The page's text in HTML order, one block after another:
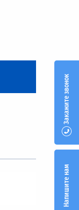
Закажите звонок
Напишите нам